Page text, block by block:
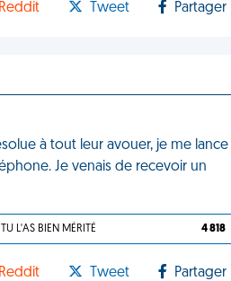
Reddit Tweet Partager
à tout leur avouer, je me lance
Je venais de recevoir un
TU L'AS BIEN MÉRITÉ 4 818
Reddit Tweet Partager